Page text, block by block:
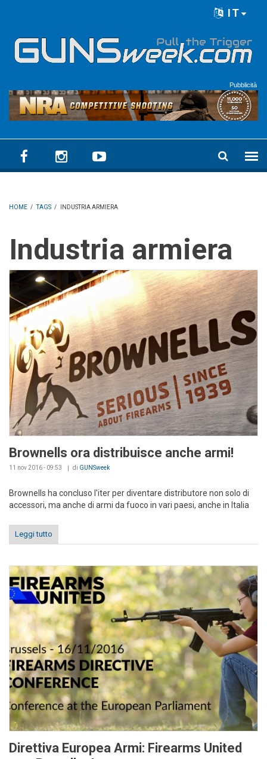
IT
Pubblicità
HOME / TAGS / INDUSTRIA ARMIERA
Industria armiera
Brownells ora distribuisce anche armi!
11 nov 2016 - 09:53 di GUNSweek
Brownells ha concluso l'iter per diventare distributore non solo di
accessori, ma anche di armi da fuoco in vari paesi, anche in Italia
Leggi tutto
Direttiva Europea Armi: Firearms United